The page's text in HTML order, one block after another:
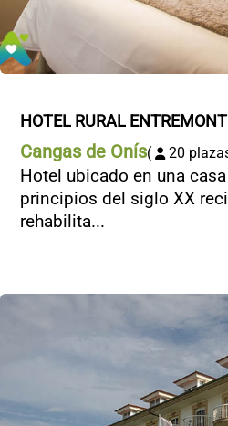
HOTEL RURAL
Cangas de Onís( 20
Hotel ubicado en una
principios del siglo XX
rehabilita...